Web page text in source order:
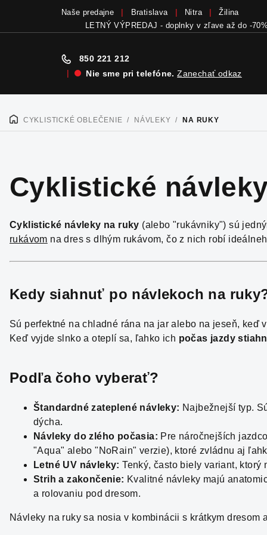
na
obsah
Naše predajne Bratislava Nitra Žilina
LETNÝ VÝPREDAJ - doplnky v zľave až do -70%
850 221 212
|
Nie sme pri telefóne.Zanechať odkaz
DOMOVCYKLISTICKÉ OBLEČENIE / NÁVLEKY / NA RUKY
Cyklistické
Cyklistické návleky na ruky (alebo "rukávniky") sú
rukávom na dres s dlhým rukávom, čo z nich robí
Kedy siahnuť po návlekoch na
Sú perfektné na chladné rána na jar alebo na jeseň, keď
Keď vyjde slnko a oteplí sa, ľahko ich počas jazdy
Podľa čoho vyberať?
Štandardné zateplené návleky: Najbežnejší typ.
dýcha.
Návleky do zlého počasia: Pre náročnejších
"Aqua" alebo "NoRain" verzie), ktoré zvládnu aj
Letné UV návleky: Tenký, často biely variant,
Strih a zakončenie: Kvalitné návleky majú
a rolovaniu pod dresom.
Návleky na ruky sa nosia v kombinácii s krátkym dresom